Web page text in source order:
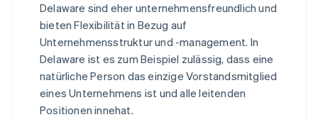
Delaware sind eher unternehmensfreundlich und
bieten Flexibilität in Bezug auf
Unternehmensstruktur und -management. In
Delaware ist es zum Beispiel zulässig, dass eine
natürliche Person das einzige Vorstandsmitglied
eines Unternehmens ist und alle leitenden
Positionen innehat.